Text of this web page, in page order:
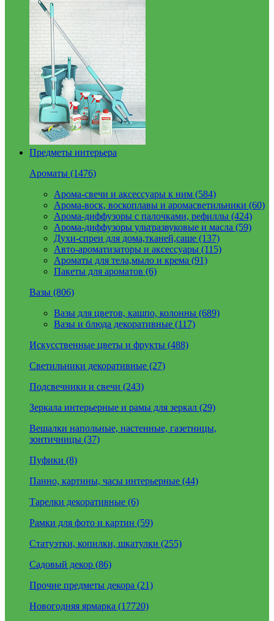
Предметы интерьера
Ароматы (1476)
Арома-свечи и аксессуары к ним (584)
Арома-воск, воскоплавы и аромасветильники (60)
Арома-диффузоры с палочками, рефиллы (424)
Арома-диффузоры ультразвуковые и масла (59)
Духи-спреи для дома,тканей,саше (137)
Авто-ароматизаторы и аксессуары (115)
Ароматы для тела,мыло и крема (91)
Пакеты для ароматов (6)
Вазы (806)
Вазы для цветов, кашпо, колонны (689)
Вазы и блюда декоративные (117)
Искусственные цветы и фрукты (488)
Светильники декоративные (27)
Подсвечники и свечи (243)
Зеркала интерьерные и рамы для зеркал (29)
Вешалки напольные, настенные, газетницы,
зонтичницы (37)
Пуфики (8)
Панно, картины, часы интерьерные (44)
Тарелки декоративные (6)
Рамки для фото и картин (59)
Статуэтки, копилки, шкатулки (255)
Садовый декор (86)
Прочие предметы декора (21)
Новогодняя ярмарка (17720)